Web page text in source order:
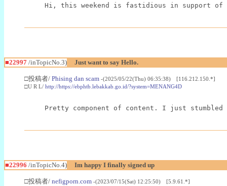
Hi, this weekend is fastidious in support of
■22997 /inTopicNo.3) Just want to say Hello.
□投稿者/ Phising dan scam -(2025/05/22(Thu) 06:35:38) [116.212.150.*]
□U R L/ http://https://ebphtb.lebakkab.go.id/?system=MENANG4D
Pretty component of content. I just
■22996 /inTopicNo.4) Im happy I finally signed up
□投稿者/ nefigporn.com -(2023/07/15(Sat) 12:25:50) [5.9.61.*]